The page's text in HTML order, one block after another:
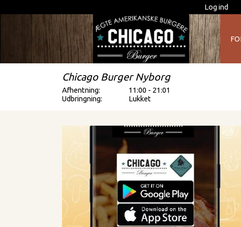
Log ind
Chicago Burger Nyborg
Afhentning:
Udbringning:
11:00 - 21:01
Lukket